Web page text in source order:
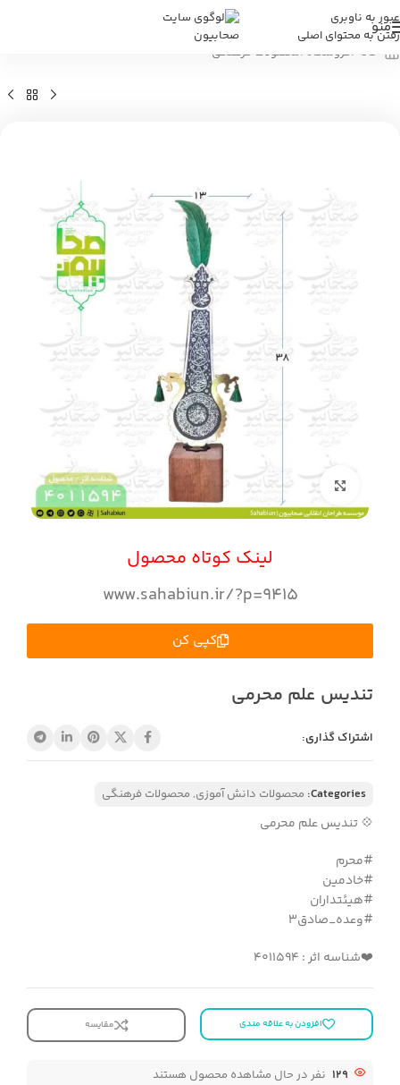
عبور به ناوبری
رفتن به محتوای اصلی
منو
خانه /فروشگاه /محصولات فرهنگی
بزرگنمایی تصویر
لینک کوتاه محصول
www.sahabiun.ir/?p=9415
کپی کن
تندیس علم محرمی
اشتراک گذاری:
Categories: محصولات دانش آموزی, محصولات فرهنگی
💠 تندیس علم محرمی
#محرم
#خادمین
#هیئتداران
#وعده_صادق۳
❤️شناسه اثر : 4011594
افزودن به علاقه مندی مقایسه
129 نفر در حال مشاهده محصول هستند